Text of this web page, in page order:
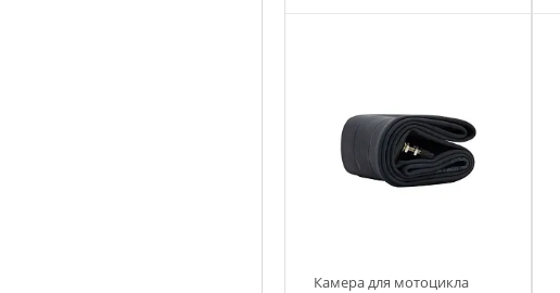
Камера для мотоцикла